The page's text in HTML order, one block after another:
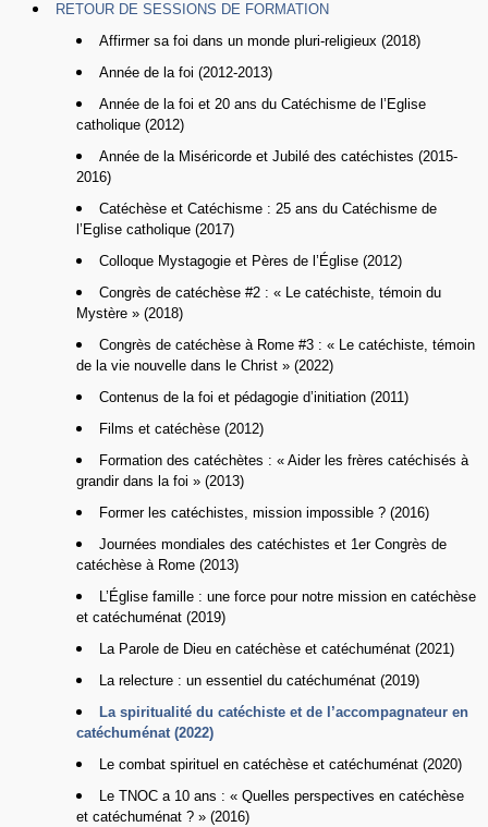
RETOUR DE SESSIONS DE FORMATION
Affirmer sa foi dans un monde pluri-religieux (2018)
Année de la foi (2012-2013)
Année de la foi et 20 ans du Catéchisme de l’Eglise
catholique (2012)
Année de la Miséricorde et Jubilé des catéchistes (2015-
2016)
Catéchèse et Catéchisme : 25 ans du Catéchisme de
l’Eglise catholique (2017)
Colloque Mystagogie et Pères de l’Église (2012)
Congrès de catéchèse #2 : « Le catéchiste, témoin du
Mystère » (2018)
Congrès de catéchèse à Rome #3 : « Le catéchiste, témoin
de la vie nouvelle dans le Christ » (2022)
Contenus de la foi et pédagogie d’initiation (2011)
Films et catéchèse (2012)
Formation des catéchètes : « Aider les frères catéchisés à
grandir dans la foi » (2013)
Former les catéchistes, mission impossible ? (2016)
Journées mondiales des catéchistes et 1er Congrès de
catéchèse à Rome (2013)
L’Église famille : une force pour notre mission en catéchèse
et catéchuménat (2019)
La Parole de Dieu en catéchèse et catéchuménat (2021)
La relecture : un essentiel du catéchuménat (2019)
La spiritualité du catéchiste et de l’accompagnateur en
catéchuménat (2022)
Le combat spirituel en catéchèse et catéchuménat (2020)
Le TNOC a 10 ans : « Quelles perspectives en catéchèse
et catéchuménat ? » (2016)